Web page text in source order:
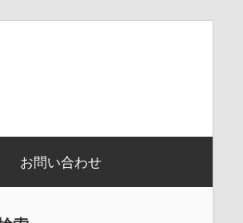
お問い合わせ